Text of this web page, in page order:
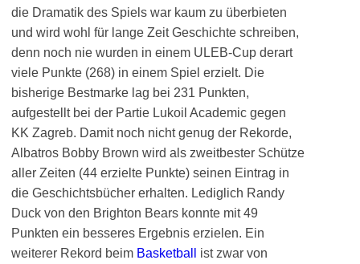
die Dramatik des Spiels war kaum zu überbieten
und wird wohl für lange Zeit Geschichte schreiben,
denn noch nie wurden in einem ULEB-Cup derart
viele Punkte (268) in einem Spiel erzielt. Die
bisherige Bestmarke lag bei 231 Punkten,
aufgestellt bei der Partie Lukoil Academic gegen
KK Zagreb. Damit noch nicht genug der Rekorde,
Albatros Bobby Brown wird als zweitbester Schütze
aller Zeiten (44 erzielte Punkte) seinen Eintrag in
die Geschichtsbücher erhalten. Lediglich Randy
Duck von den Brighton Bears konnte mit 49
Punkten ein besseres Ergebnis erzielen. Ein
weiterer Rekord beim Basketball
ist zwar von